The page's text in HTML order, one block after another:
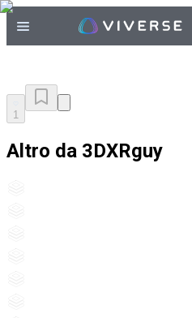
1
Altro da 3DXRguy